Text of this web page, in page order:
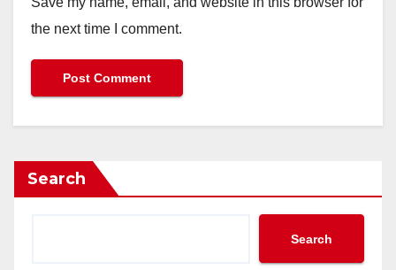
the next time I comment.
Search
Search